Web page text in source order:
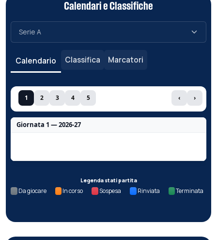
Calendari e Classifiche
Calendario Classifica Marcatori
1 2 3 4 5 ‹ ›
Giornata 1 — 2026-27
Legenda stati partita
Da giocare In corso Sospesa Rinviata Terminata